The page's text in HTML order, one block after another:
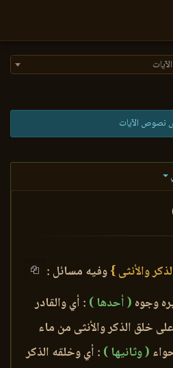
الآيات
والأنثى }وفيه مسائل :
وجوه ( أحدها ) : أي والقادر
خلق الذكر والأنثى من ماء
( وثانيها ) : أي وخلقه الذكر